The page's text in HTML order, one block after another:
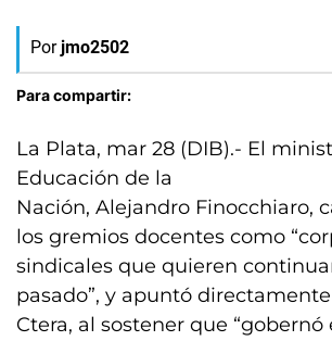
Por jmo2502
Para compartir:
La Plata, mar 28 (DIB).- El
Educación de la
Nación, Alejandro Finocchiaro,
los gremios docentes como
sindicales que quieren
pasado”, y apuntó
Ctera, al sostener que “gobernó